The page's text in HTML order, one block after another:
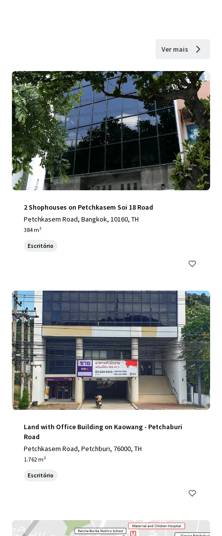
Ver mais
2 Shophouses on Petchkasem Soi 18 Road
Petchkasem Road, Bangkok, 10160, TH
384 m²
Escritório
Land with Office Building on Kaowang - Petchaburi
Road
Petchkasem Road, Petchburi, 76000, TH
1.762 m²
Escritório